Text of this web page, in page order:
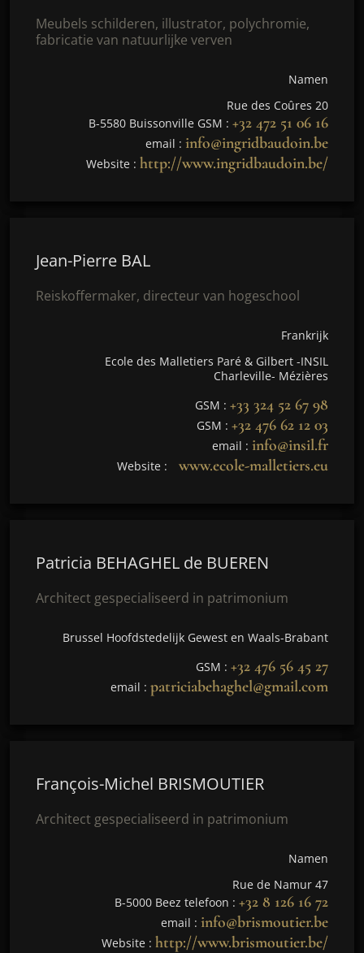
Meubels schilderen, illustrator, polychromie,
fabricatie van natuurlijke verven
Namen
Rue des Coûres 20
B-5580 Buissonville GSM : +32 472 51 06 16
email : info@ingridbaudoin.be
Website : http://www.ingridbaudoin.be/
Jean-Pierre BAL
Reiskoffermaker, directeur van hogeschool
Frankrijk
Ecole des Malletiers Paré & Gilbert -INSIL
Charleville- Mézières
GSM : +33 324 52 67 98
GSM : +32 476 62 12 03
email : info@insil.fr
Website : www.ecole-malletiers.eu
Patricia BEHAGHEL de BUEREN
Architect gespecialiseerd in patrimonium
Brussel Hoofdstedelijk Gewest en Waals-Brabant
GSM : +32 476 56 45 27
email : patriciabehaghel@gmail.com
François-Michel BRISMOUTIER
Architect gespecialiseerd in patrimonium
Namen
Rue de Namur 47
B-5000 Beez telefoon : +32 8 126 16 72
email : info@brismoutier.be
Website : http://www.brismoutier.be/